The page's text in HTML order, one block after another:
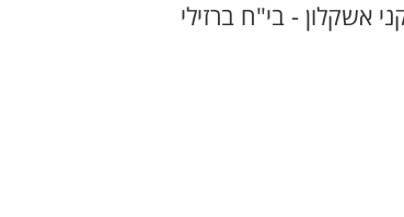
אשקלון - בי"ח ברזילי